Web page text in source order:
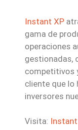
Instant XP
gama de
operaciones
gestionadas,
competitivos
cliente que lo
inversores
Visita: